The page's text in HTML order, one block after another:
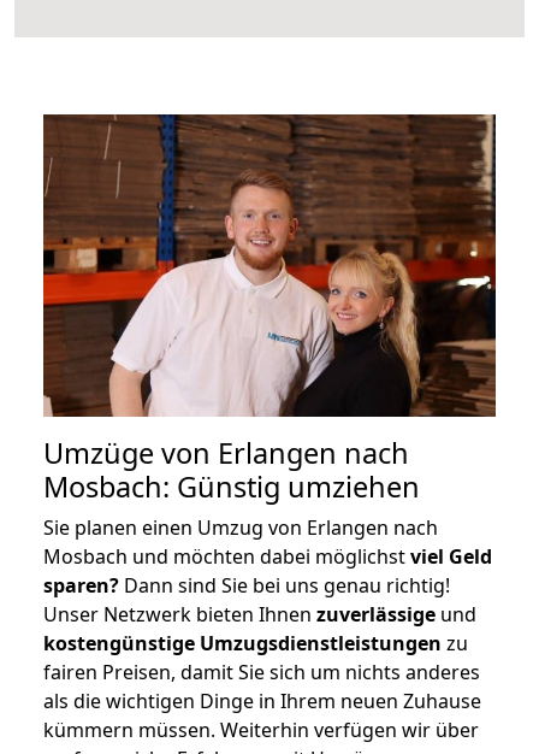
Umzüge von Erlangen nach
Mosbach: Günstig umziehen
Sie planen einen Umzug von Erlangen nach
Mosbach und möchten dabei möglichstviel Geld
sparen? Dann sind Sie bei uns genau richtig!
Unser Netzwerk bieten Ihnen zuverlässige und
kostengünstige Umzugsdienstleistungen zu
fairen Preisen, damit Sie sich um nichts anderes
als die wichtigen Dinge in Ihrem neuen Zuhause
kümmern müssen. Weiterhin verfügen wir über